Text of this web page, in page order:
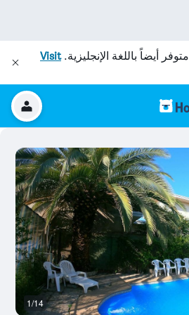
متوفر أيضاً باللغة الإنجليزية.Visit
1/14